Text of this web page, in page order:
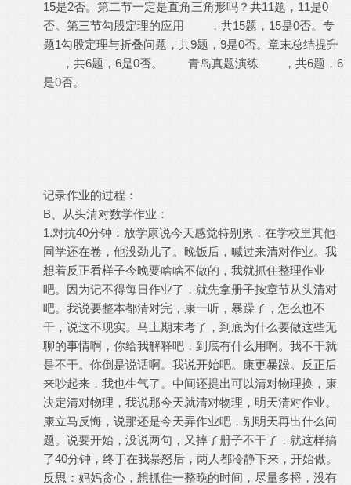
15是2否。第二节一定是直角三角形吗？共11题，11是0
否。第三节勾股定理的应用 ，共15题，15是0否。专
题1勾股定理与折叠问题，共9题，9是0否。章末总结提升
，共6题，6是0否。 青岛真题演练 ，共6题，6
是0否。
记录作业的过程：
B、从头清对数学作业：
1.对抗40分钟：放学康说今天感觉特别累，在学校里其他
同学还在卷，他没劲儿了。晚饭后，喊过来清对作业。我
想着反正看样子今晚要啥啥不做的，我就抓住整理作业
吧。因为记不得每日作业了，就先拿册子按章节从头清对
吧。我说要整本都清对完，康一听，暴躁了，怎么也不
干，说这不现实。马上期末考了，到底为什么要做这些无
聊的事情啊，你给我解释吧，到底有什么用啊。我不干就
是不干。你倒是说话啊。我说开始吧。康更暴躁。反正后
来吵起来，我也生气了。中间还提出可以清对物理换，康
决定清对物理，我说那今天就清对物理，明天清对作业。
康立马反悔，说那还是今天弄作业吧，别明天再出什么问
题。说要开始，没说两句，又摔了册子不干了，就这样搞
了40分钟，终于在我暴怒后，两人都冷静下来，开始做。
反思：妈妈贪心，想抓住一整晚的时间，尽量多捋，没有